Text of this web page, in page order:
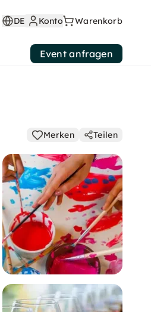
DE Konto Warenkorb
Event anfragen
Merken Teilen